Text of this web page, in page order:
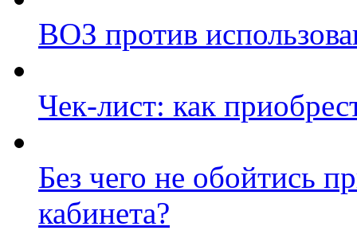
ВОЗ против
Чек-лист: как
Без чего не обойтись
кабинета?